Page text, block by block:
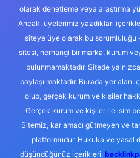
olarak denetleme veya araştırma
Ancak, üyelerimiz yazdıkları
siteye üye olarak bu sorumluluğu
sitesi, herhangi bir marka, kurum
bulunmamaktadır. Sitede
paylaşılmaktadır. Burada yer alan
olup, gerçek kurum ve kişiler
Gerçek kurum ve kişiler ile isim
Sitemiz, kar amacı gütmeyen ve
platformudur. Hukuka ve yasal
düşündüğünüz içerikleri,